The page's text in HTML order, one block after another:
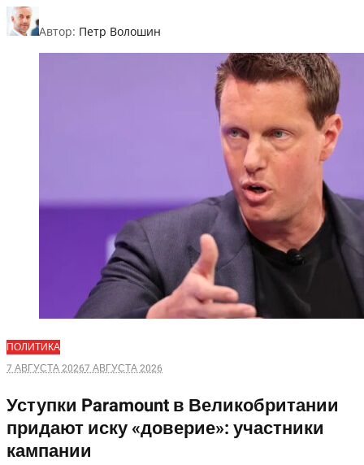
Автор: Петр Волошин
ПОЛИТИКА
7 АВГУСТА 20267 АВГУСТА 2026
Уступки Paramount в Великобритании
придают иску «доверие»: участники
кампании